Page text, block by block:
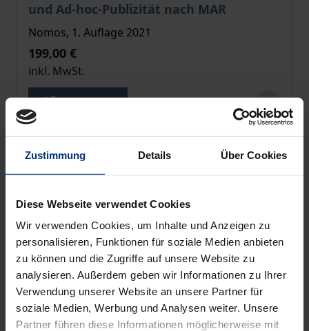
Zustimmung Details Über Cookies
Diese Webseite verwendet Cookies
Wir verwenden Cookies, um Inhalte und Anzeigen zu
personalisieren, Funktionen für soziale Medien anbieten
zu können und die Zugriffe auf unsere Website zu
analysieren. Außerdem geben wir Informationen zu Ihrer
Verwendung unserer Website an unsere Partner für
soziale Medien, Werbung und Analysen weiter. Unsere
Partner führen diese Informationen möglicherweise mit
und Ad-hoc-Publizität nach MAR
Nomos, 1. Auflage 2021
199,00 €
inkl. MwSt.
Zur Auswahl